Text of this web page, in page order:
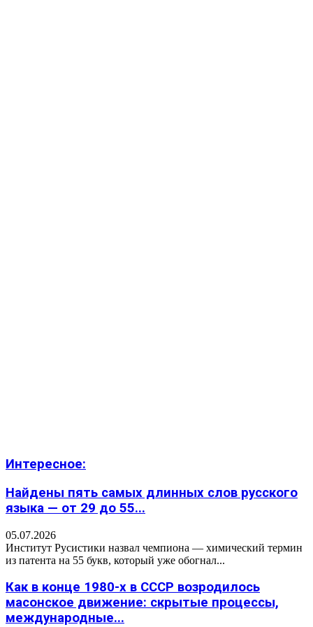
Интересное:
Найдены пять самых длинных слов русского
языка — от 29 до 55...
05.07.2026
Институт Русистики назвал чемпиона — химический термин
из патента на 55 букв, который уже обогнал...
Как в конце 1980-х в СССР возродилось
масонское движение: скрытые процессы,
международные...